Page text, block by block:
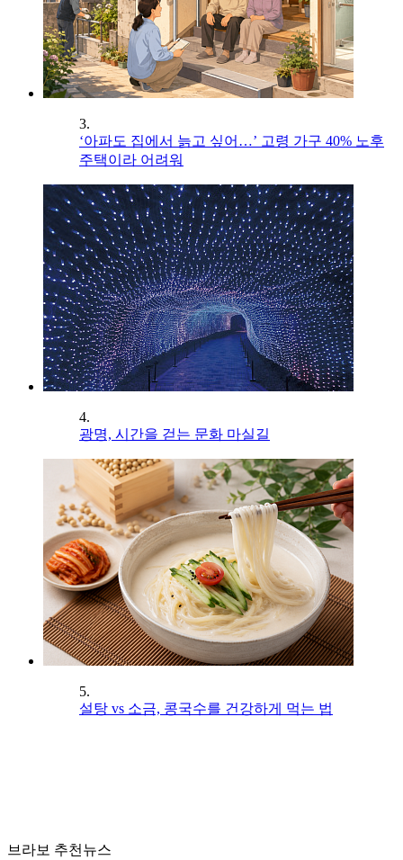
3.
‘아파도 집에서 늙고 싶어…’ 고령 가구 40% 노후
주택이라 어려워
4.
광명, 시간을 걷는 문화 마실길
5.
설탕 vs 소금, 콩국수를 건강하게 먹는 법
브라보 추천뉴스